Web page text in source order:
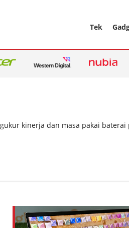
Tek
kinerja dan masa pakai